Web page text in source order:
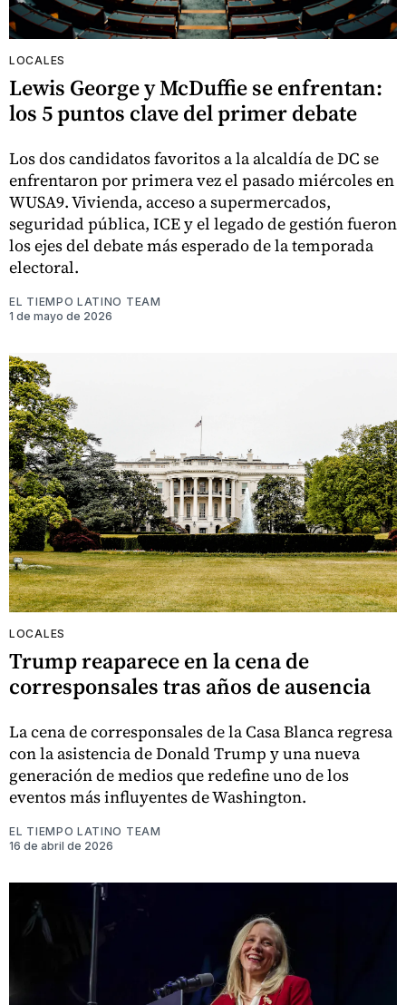
LOCALES
Lewis George y McDuffie se enfrentan:
los 5 puntos clave del primer debate
Los dos candidatos favoritos a la alcaldía de DC se
enfrentaron por primera vez el pasado miércoles en
WUSA9. Vivienda, acceso a supermercados,
seguridad pública, ICE y el legado de gestión fueron
los ejes del debate más esperado de la temporada
electoral.
EL TIEMPO LATINO TEAM
1 de mayo de 2026
LOCALES
Trump reaparece en la cena de
corresponsales tras años de ausencia
La cena de corresponsales de la Casa Blanca regresa
con la asistencia de Donald Trump y una nueva
generación de medios que redefine uno de los
eventos más influyentes de Washington.
EL TIEMPO LATINO TEAM
16 de abril de 2026